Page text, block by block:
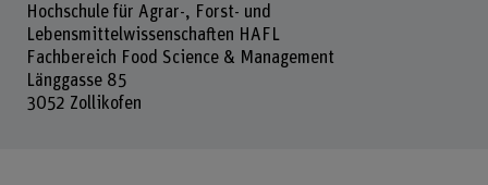
Hochschule für Agrar-, Forst- und
Lebensmittelwissenschaften HAFL
Fachbereich Food Science & Management
Länggasse 85
3052 Zollikofen